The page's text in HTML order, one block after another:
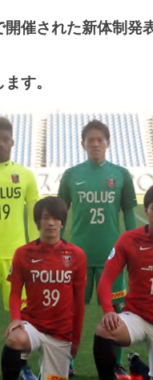
催された新体制発
す。